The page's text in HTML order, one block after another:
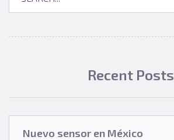
Recent Posts
Nuevo sensor en México